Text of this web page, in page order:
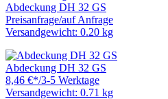
Abdeckung DH 32 GS
Preisanfrage/auf Anfrage
Versandgewicht: 0.20 kg
Abdeckung DH 32 GS
8,46 €*/3-5 Werktage
Versandgewicht: 0.71 kg